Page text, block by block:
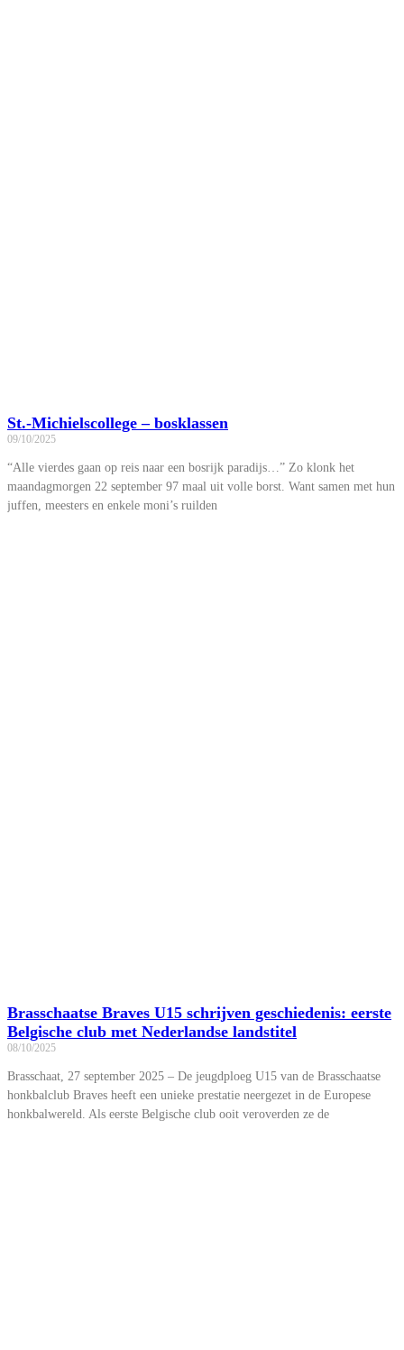
St.-Michielscollege – bosklassen
09/10/2025
“Alle vierdes gaan op reis naar een bosrijk paradijs…” Zo klonk het
maandagmorgen 22 september 97 maal uit volle borst. Want samen met hun
juffen, meesters en enkele moni’s ruilden
Brasschaatse Braves U15 schrijven geschiedenis: eerste
Belgische club met Nederlandse landstitel
08/10/2025
Brasschaat, 27 september 2025 – De jeugdploeg U15 van de Brasschaatse
honkbalclub Braves heeft een unieke prestatie neergezet in de Europese
honkbalwereld. Als eerste Belgische club ooit veroverden ze de